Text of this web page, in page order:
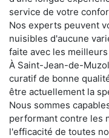
service de votre
Nos experts peuvent
nuisibles d'aucune
faite avec les
À Saint-Jean-de-
curatif de bonne
être actuellement la
Nous sommes
performant contre les
l'efficacité de toutes